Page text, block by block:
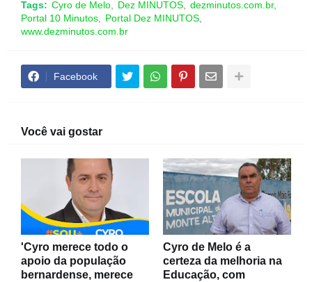
Tags: Cyro de Melo Dez MINUTOS
dezminutos.com.br
Portal 10 Minutos
Portal Dez MINUTOS
www.dezminutos.com.br
Facebook
Você vai gostar
'Cyro merece todo o
apoio da população
bernardense, merece
Cyro de Melo é a
certeza da melhoria na
Educação, com